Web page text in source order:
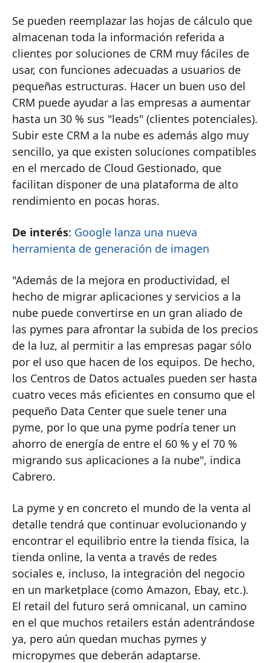
Se pueden reemplazar las hojas de cálculo que
almacenan toda la información referida a
clientes por soluciones de CRM muy fáciles de
usar, con funciones adecuadas a usuarios de
pequeñas estructuras. Hacer un buen uso del
CRM puede ayudar a las empresas a aumentar
hasta un 30 % sus "leads" (clientes potenciales).
Subir este CRM a la nube es además algo muy
sencillo, ya que existen soluciones compatibles
en el mercado de Cloud Gestionado, que
facilitan disponer de una plataforma de alto
rendimiento en pocas horas.
De interés: Google lanza una nueva
herramienta de generación de imagen
"Además de la mejora en productividad, el
hecho de migrar aplicaciones y servicios a la
nube puede convertirse en un gran aliado de
las pymes para afrontar la subida de los precios
de la luz, al permitir a las empresas pagar sólo
por el uso que hacen de los equipos. De hecho,
los Centros de Datos actuales pueden ser hasta
cuatro veces más eficientes en consumo que el
pequeño Data Center que suele tener una
pyme, por lo que una pyme podría tener un
ahorro de energía de entre el 60 % y el 70 %
migrando sus aplicaciones a la nube", indica
Cabrero.
La pyme y en concreto el mundo de la venta al
detalle tendrá que continuar evolucionando y
encontrar el equilibrio entre la tienda física, la
tienda online, la venta a través de redes
sociales e, incluso, la integración del negocio
en un marketplace (como Amazon, Ebay, etc.).
El retail del futuro será omnicanal, un camino
en el que muchos retailers están adentrándose
ya, pero aún quedan muchas pymes y
micropymes que deberán adaptarse.